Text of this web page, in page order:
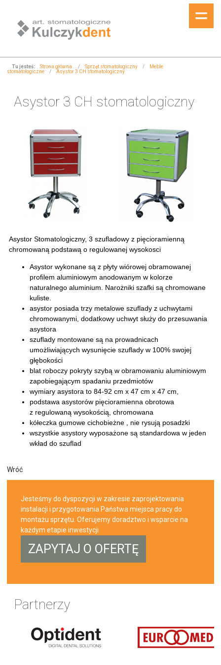
Tu jesteś: Strona główna / Sprzęt stomatologiczny /
Meble
stomatologiczne
/ Asystor 3 CH stomatologiczny
Asystor 3 CH stomatologiczny
Asystor Stomatologiczny, 3 szufladowy z pięcioramienną
chromowaną podstawą o regulowanej wysokosci
Asystor wykonane są z płyty wiórowej obramowanej
profilem aluminiowym anodowanym w kolorze
naturalnego aluminium. Narożniki szafki są chromowane
kuliste.
asystor posiada trzy metalowe szuflady z uchwytami
chromowanymi, dodatkowy uchwyt służy do przesuwania
asystora
szuflady montowane są na prowadnicach
umożliwiających wysunięcie szuflady w 100% swojej
głębokości
blat roboczy pokryty szybą w obramowaniu aluminiowym
zapobiegającym spadaniu przedmiotów
wymiary asystora to 84-92 cm x 47 cm x 47 cm,
podstawa asystorów pięcioramienna obrotowa
z regulowaną wysokością, chromowana
kółeczka gumowe cichobieżne , nie rysują posadzki
wszystkie asystory wyposażone są standardowa w jeden
wkład do szuflad
Wróć
Jesteśmy do dyspozycji w zakresie zaprojektowania
instalacji i przygotowania Państwa miejsca pracy do
montażu sprzętu. Oferujemy doradztwo i wsparcie na
każdym etapie inwestycji
ZAPYTAJ O OFERTĘ
Partnerzy